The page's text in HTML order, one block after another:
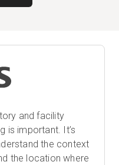
and facility
is important. It’s
the context
the location where